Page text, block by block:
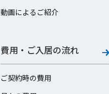
動画によるご紹介
費用・ご入居の流れ
ご契約時の費用